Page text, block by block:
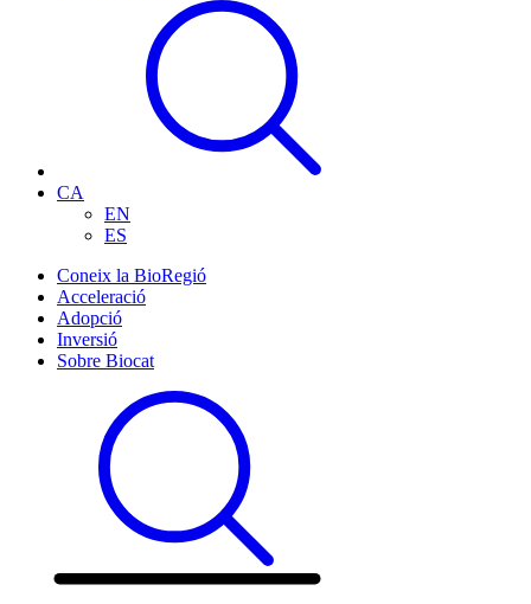
CA
EN
ES
Coneix la BioRegió
Acceleració
Adopció
Inversió
Sobre Biocat